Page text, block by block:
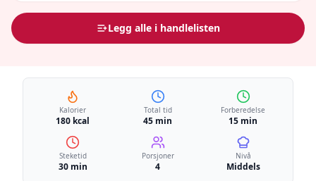
Legg alle i handlelisten
Kalorier
180 kcal
Total tid
45 min
Forberedelse
15 min
Steketid
30 min
Porsjoner
4
Nivå
Middels